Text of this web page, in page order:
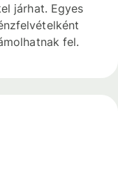
járhat. Egyes
fel.